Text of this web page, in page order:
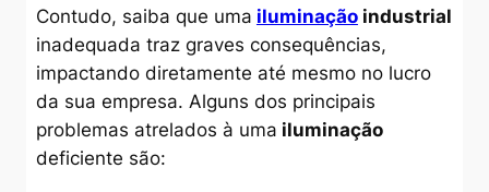
Contudo, saiba que uma iluminaçãoindustrial
inadequada traz graves consequências,
impactando diretamente até mesmo no lucro
da sua empresa. Alguns dos principais
problemas atrelados à uma iluminação
deficiente são: